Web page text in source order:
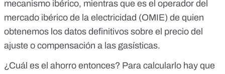
mecanismo ibérico, mientras que es el operador del
mercado ibérico de la electricidad (OMIE) de quien
obtenemos los datos definitivos sobre el precio del
ajuste o compensación a las gasísticas.
¿Cuál es el ahorro entonces? Para calcularlo hay que